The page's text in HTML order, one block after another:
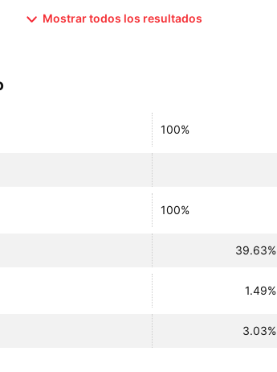
Mostrar todos los resultados
100%
100%
39.63%
1.49%
3.03%